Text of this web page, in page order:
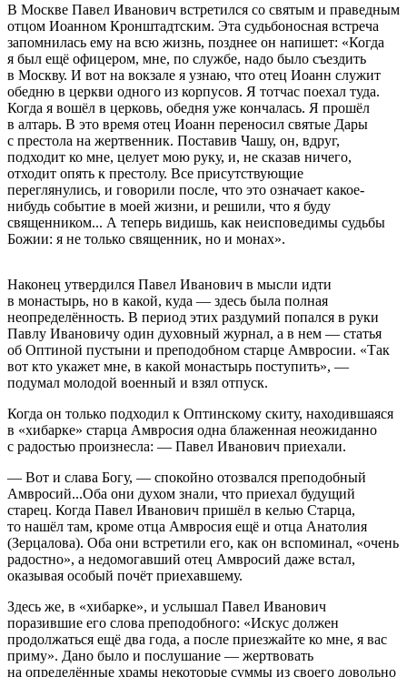
В Москве Павел Иванович встретился со святым и праведным
отцом Иоанном Кронштадтским. Эта судьбоносная встреча
запомнилась ему на всю жизнь, позднее он напишет: «Когда
я был ещё офицером, мне, по службе, надо было съездить
в Москву. И вот на вокзале я узнаю, что отец Иоанн служит
обедню в церкви одного из корпусов. Я тотчас поехал туда.
Когда я вошёл в церковь, обедня уже кончалась. Я прошёл
в алтарь. В это время отец Иоанн переносил святые Дары
с престола на жертвенник. Поставив Чашу, он, вдруг,
подходит ко мне, целует мою руку, и, не сказав ничего,
отходит опять к престолу. Все присутствующие
переглянулись, и говорили после, что это означает какое-
нибудь событие в моей жизни, и решили, что я буду
священником... А теперь видишь, как неисповедимы судьбы
Божии: я не только священник, но и монах».
Наконец утвердился Павел Иванович в мысли идти
в монастырь, но в какой, куда — здесь была полная
неопределённость. В период этих раздумий попался в руки
Павлу Ивановичу один духовный журнал, а в нем — статья
об Оптиной пустыни и преподобном старце Амвросии. «Так
вот кто укажет мне, в какой монастырь поступить», —
подумал молодой военный и взял отпуск.
Когда он только подходил к Оптинскому скиту, находившаяся
в «хибарке» старца Амвросия одна блаженная неожиданно
с радостью произнесла: — Павел Иванович приехали.
— Вот и слава Богу, — спокойно отозвался преподобный
Амвросий...Оба они духом знали, что приехал будущий
старец. Когда Павел Иванович пришёл в келью Старца,
то нашёл там, кроме отца Амвросия ещё и отца Анатолия
(Зерцалова). Оба они встретили его, как он вспоминал, «очень
радостно», а недомогавший отец Амвросий даже встал,
оказывая особый почёт приехавшему.
Здесь же, в «хибарке», и услышал Павел Иванович
поразившие его слова преподобного: «Искус должен
продолжаться ещё два года, а после приезжайте ко мне, я вас
приму». Дано было и послушание — жертвовать
на определённые храмы некоторые суммы из своего довольно